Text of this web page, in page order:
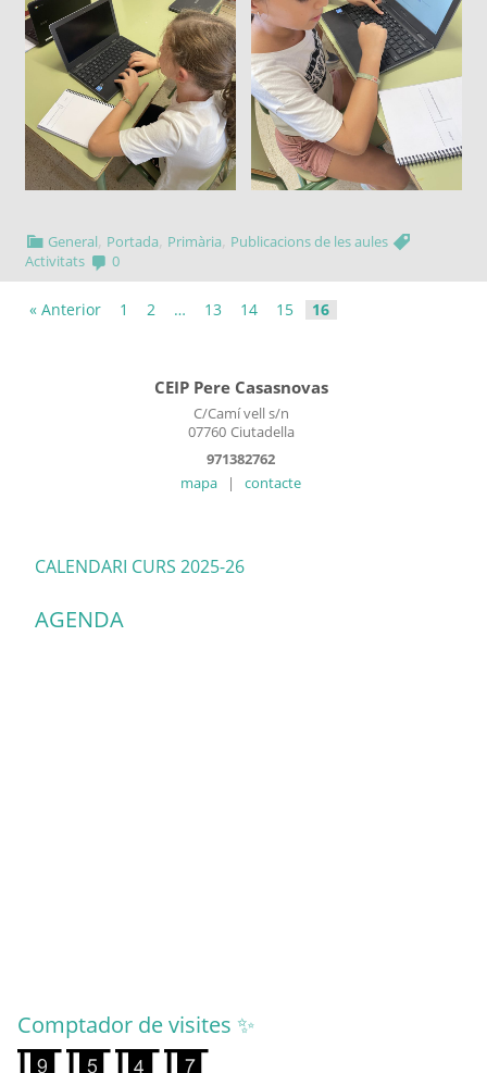
General Portada Primària Publicacions de les aules
Activitats
0
« Anterior 1 2 … 13 14 15 16
CEIP Pere Casasnovas
C/Camí vell s/n
07760 Ciutadella
971382762
mapa
| contacte
CALENDARI CURS 2025-26
AGENDA
Comptador de visites ✨